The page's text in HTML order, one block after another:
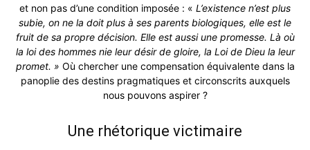
et non pas d’une condition imposée : « L’existence n’est plus
subie, on ne la doit plus à ses parents biologiques, elle est le
fruit de sa propre décision. Elle est aussi une promesse. Là où
la loi des hommes nie leur désir de gloire, la Loi de Dieu la leur
promet. » Où chercher une compensation équivalente dans la
panoplie des destins pragmatiques et circonscrits auxquels
nous pouvons aspirer ?
Une rhétorique victimaire